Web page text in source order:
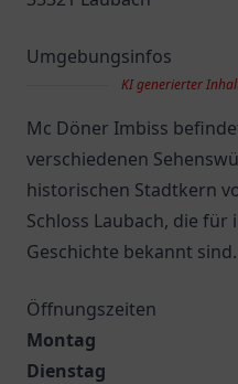
Umgebungsinfos
KI generierter
Mc Döner Imbiss
verschiedenen
historischen Stadtkern
Schloss Laubach, die
Geschichte bekannt sind.
Öffnungszeiten
Montag
Dienstag